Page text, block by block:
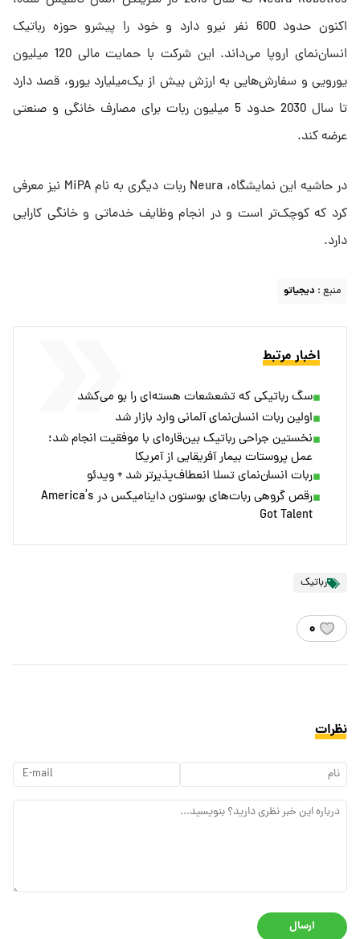
اکنون حدود 600 نفر نیرو دارد و خود را پیشرو حوزه رباتیک
انسان‌نمای اروپا می‌داند. این شرکت با حمایت مالی 120 میلیون
یورویی و سفارش‌هایی به ارزش بیش از یک‌میلیارد یورو، قصد دارد
تا سال 2030 حدود 5 میلیون ربات برای مصارف خانگی و صنعتی
عرضه کند.
در حاشیه این نمایشگاه، Neura ربات دیگری به نام MiPA نیز معرفی
کرد که کوچک‌تر است و در انجام وظایف خدماتی و خانگی کارایی
دارد.
منبع : دیجیاتو
اخبار مرتبط
سگ رباتیکی که تشعشعات هسته‌ای را بو می‌کشد
اولین ربات انسان‌نمای آلمانی وارد بازار شد
نخستین جراحی رباتیک بین‌قاره‌ای با موفقیت انجام شد؛
عمل پروستات بیمار آفریقایی از آمریکا
ربات انسا‌ن‌نمای تسلا انعطاف‌پذیرتر شد + ویدئو
رقص گروهی ربات‌های بوستون داینامیکس در America’s
Got Talent
رباتیک
۰
نظرات
ارسال